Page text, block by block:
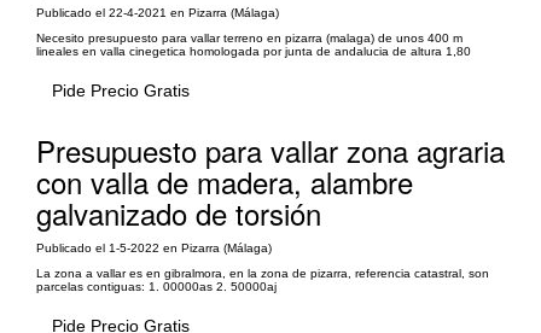
Publicado el 22-4-2021 en Pizarra (Málaga)
Necesito presupuesto para vallar terreno en pizarra (malaga) de unos 400 m
lineales en valla cinegetica homologada por junta de andalucia de altura 1,80
Pide Precio Gratis
Presupuesto para vallar zona agraria
con valla de madera, alambre
galvanizado de torsión
Publicado el 1-5-2022 en Pizarra (Málaga)
La zona a vallar es en gibralmora, en la zona de pizarra, referencia catastral, son
parcelas contiguas: 1. 00000as 2. 50000aj
Pide Precio Gratis